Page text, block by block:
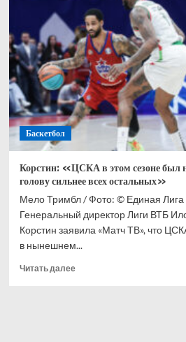
Баскетбол
Корстин: «ЦСКА в этом сезоне был
голову сильнее всех остальных»
Мело Тримбл / Фото: © Единая
Генеральный директор Лиги ВТБ
Корстин заявила «Матч ТВ», что
в нынешнем...
Читать далееПрочитать